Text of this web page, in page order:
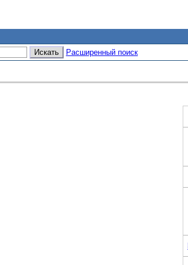
Расширенный поиск